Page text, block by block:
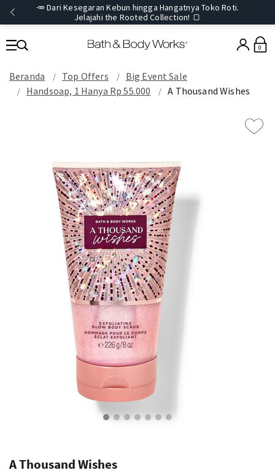
🥕 Dari Kesegaran Kebun hingga Hangatnya Toko Roti.
Jelajahi the Rooted Collection! 🍞
0
Beranda Top Offers
Big Event Sale
Handsoap, 1 Hanya Rp 55.000
A Thousand Wishes
A Thousand Wishes